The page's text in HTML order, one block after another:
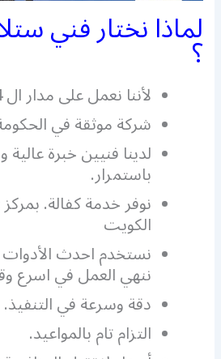
لماذا نختار فني
؟
لأننا نعمل على مدار ال 24 ساعة.
شركة موثقة في
لدينا فنيين خبرة عالية
باستمرار.
نوفر خدمة كفالة.
الكويت
نستخدم احدث
ننهي العمل في اسرع
دقة وسرعة في التنفيذ.
التزام تام بالمواعيد.